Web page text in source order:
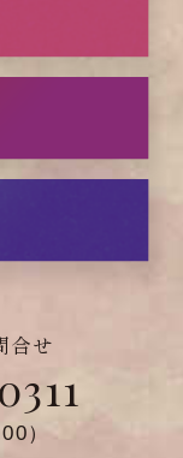
合せ
）